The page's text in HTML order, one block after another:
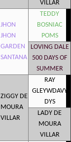
VILLAR
JHON
JHON
GARDEN
SANTANA
TEDDY
BOSNIAC
POMS
LOVING DALE
500 DAYS OF
SUMMER
ZIGGY DE
MOURA
VILLAR
RAY
GLEYWDAVY
DYS
LADY DE
MOURA
VILLAR